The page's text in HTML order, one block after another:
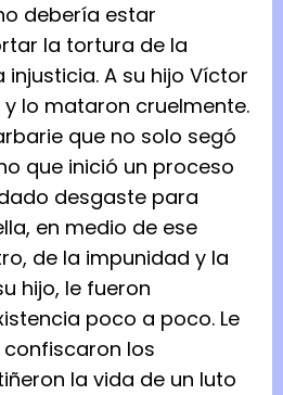
debería estar
la tortura de la
A su hijo Víctor
lo mataron cruelmente.
que no solo segó
que inició un proceso
desgaste para
en medio de ese
de la impunidad y la
hijo, le fueron
poco a poco. Le
los
la vida de un luto